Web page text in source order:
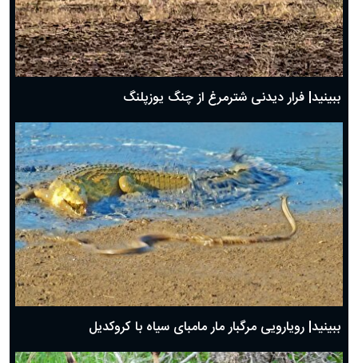
ببینید| فرار دیدنی شترمرغ از چنگ یوزپلنگ
ببینید| رویارویی مرگبار مار مامبای سیاه با کروکدیل